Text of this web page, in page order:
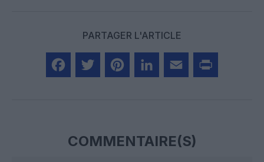
PARTAGER L'ARTICLE
COMMENTAIRE(S)